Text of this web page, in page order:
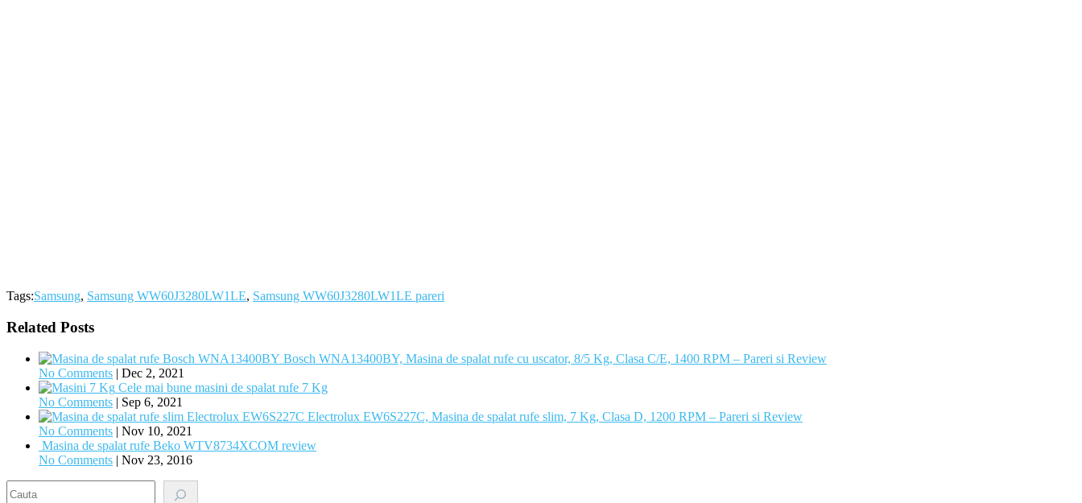
Tags:Samsung, Samsung WW60J3280LW1LE, Samsung WW60J3280LW1LE pareri
Related Posts
Bosch WNA13400BY, Masina de spalat rufe cu uscator, 8/5 Kg, Clasa C/E, 1400 RPM – Pareri si Review
No Comments | Dec 2, 2021
Cele mai bune masini de spalat rufe 7 Kg
No Comments | Sep 6, 2021
Electrolux EW6S227C, Masina de spalat rufe slim, 7 Kg, Clasa D, 1200 RPM – Pareri si Review
No Comments | Nov 10, 2021
Masina de spalat rufe Beko WTV8734XCOM review
No Comments | Nov 23, 2016